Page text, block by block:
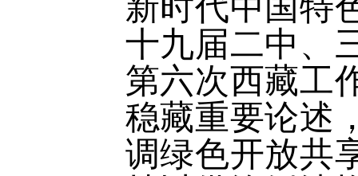
新时代中国特
十九届二中、
第六次西藏工
稳藏重要论述
调绿色开放共